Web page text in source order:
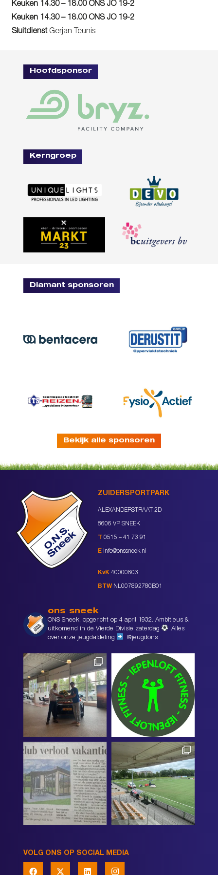
Keuken 14.30 – 18.00 ONS JO 19-2
Keuken 14.30 – 18.00 ONS JO 19-2
SluitdienstGerjan Teunis
Hoofdsponsor
Kerngroep
Diamant sponsoren
Bekijk alle sponsoren
ZUIDERSPORTPARK
ALEXANDERSTRAAT 2D
8606 VP SNEEK
T 0515 – 41 73 91
E info@onssneek.nl
KvK 40000603
BTW NL007892780B01
ons_sneek
ONS Sneek, opgericht op 4 april 1932. Ambitieus &
uitkomend in de Vierde Divisie zaterdag
Alles
over onze jeugdafdeling
@jeugdons
VOLG ONS OP SOCIAL MEDIA